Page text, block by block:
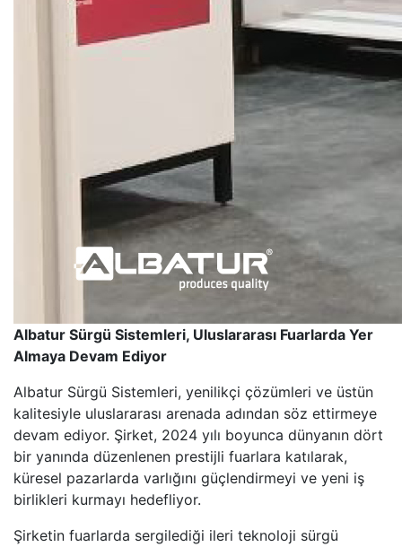
Albatur Sürgü Sistemleri, Uluslararası Fuarlarda Yer
Almaya Devam Ediyor
Albatur Sürgü Sistemleri, yenilikçi çözümleri ve üstün
kalitesiyle uluslararası arenada adından söz ettirmeye
devam ediyor. Şirket, 2024 yılı boyunca dünyanın dört
bir yanında düzenlenen prestijli fuarlara katılarak,
küresel pazarlarda varlığını güçlendirmeyi ve yeni iş
birlikleri kurmayı hedefliyor.
Şirketin fuarlarda sergilediği ileri teknoloji sürgü